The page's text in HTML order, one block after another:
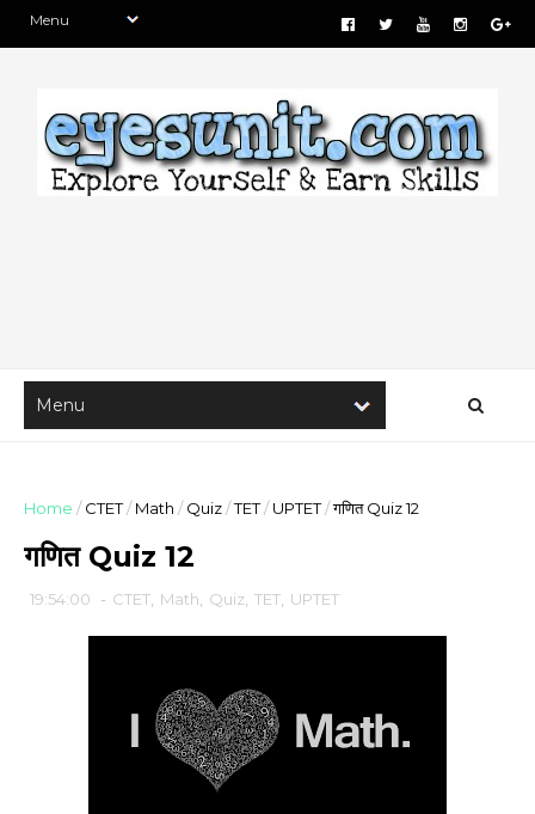
Home / CTET/ Math / Quiz/TET/ UPTET/गणित Quiz 12
गणित Quiz 12
19:54:00 - CTET Math Quiz TET UPTET